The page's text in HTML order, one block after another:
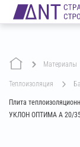
Материалы
теплоизоляция
Плита
УКЛОН ОПТИМА A 20/